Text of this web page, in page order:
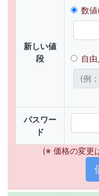
新しい値
段
数
自
パスワー
ド
(※ 価格の変更